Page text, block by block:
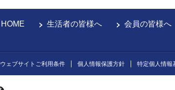
HOME 生活者の皆様へ 会員の皆様へ
ウェブサイトご利用条件 個人情報保護方針 特定個人情報